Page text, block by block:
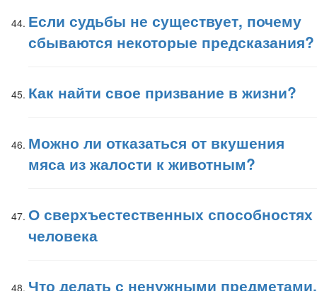
Если судьбы не существует, почему
сбываются некоторые предсказания?
Как найти свое призвание в жизни?
Можно ли отказаться от вкушения
мяса из жалости к животным?
О сверхъестественных способностях
человека
Что делать с ненужными предметами,